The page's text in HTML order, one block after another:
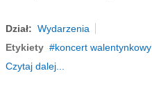
Dział: Wydarzenia
Etykiety
koncert walentynkowy
Czytaj dalej...